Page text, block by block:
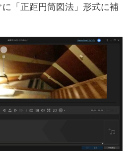
「正距円筒図法」形式に補